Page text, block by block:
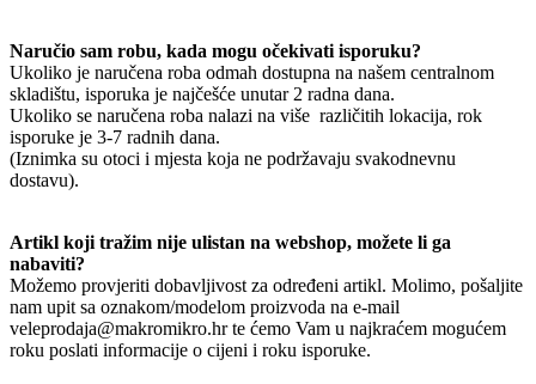
Naručio sam robu, kada mogu očekivati isporuku?
Ukoliko je naručena roba odmah dostupna na našem centralnom
skladištu, isporuka je najčešće unutar 2 radna dana.
Ukoliko se naručena roba nalazi na više različitih lokacija, rok
isporuke je 3-7 radnih dana.
(Iznimka su otoci i mjesta koja ne podržavaju svakodnevnu
dostavu).
Artikl koji tražim nije ulistan na webshop, možete li ga
nabaviti?
Možemo provjeriti dobavljivost za određeni artikl. Molimo, pošaljite
nam upit sa oznakom/modelom proizvoda na e-mail
veleprodaja@makromikro.hr te ćemo Vam u najkraćem mogućem
roku poslati informacije o cijeni i roku isporuke.